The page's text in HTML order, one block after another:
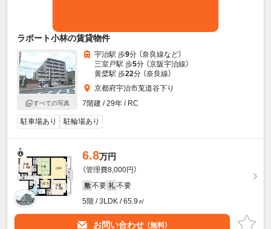
ラポート小林の賃貸物件
すべての写真
宇治駅 歩9分 （奈良線など）
三室戸駅 歩5分 （京阪宇治線）
黄檗駅 歩22分 （奈良線）
京都府宇治市莵道谷下り
7階建 / 29年 / RC
駐車場あり 駐輪場あり
6.8万円
（管理費8,000円）
敷 不要 礼 不要
5階 / 3LDK / 65.9㎡
お問い合わせ （無料）